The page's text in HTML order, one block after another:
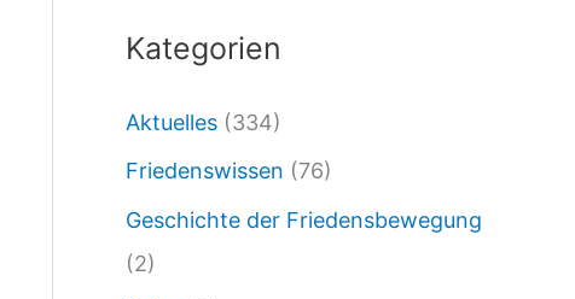
1
.
Kategorien
Aktuelles (334)
Friedenswissen (76)
Geschichte der Friedensbewegung
(2)